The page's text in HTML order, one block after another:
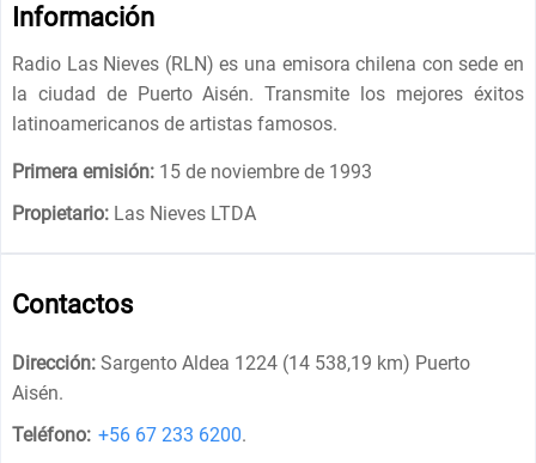
Información
Radio Las Nieves (RLN) es una emisora ​​chilena con sede en
la ciudad de Puerto Aisén. Transmite los mejores éxitos
latinoamericanos de artistas famosos.
Primera emisión: 15 de noviembre de 1993
Propietario: Las Nieves LTDA
Contactos
Dirección: Sargento Aldea 1224 (14 538,19 km) Puerto
Aisén.
Teléfono: +56 67 233 6200.